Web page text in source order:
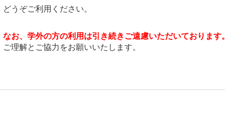
どうぞご利用ください。
なお、学外の方の利用は引き続きご遠慮いただいております。
ご理解とご協力をお願いいたします。